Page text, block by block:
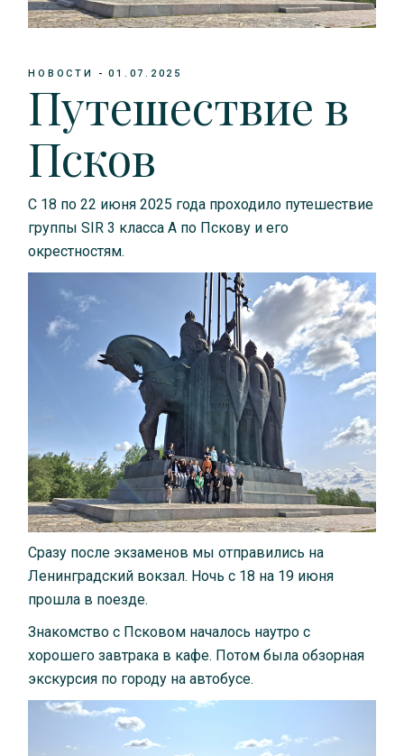
НОВОСТИ 01.07.2025
Путешествие в
Псков
С 18 по 22 июня 2025 года проходило путешествие
группы SIR 3 класса A по Пскову и его
окрестностям.
Сразу после экзаменов мы отправились на
Ленинградский вокзал. Ночь с 18 на 19 июня
прошла в поезде.
Знакомство с Псковом началось наутро с
хорошего завтрака в кафе. Потом была обзорная
экскурсия по городу на автобусе.